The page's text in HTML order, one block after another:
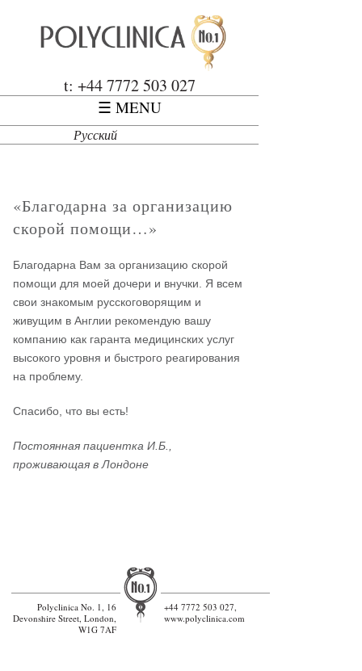
Polyclinica
t: +44 7772 503 027
Русский
«Благодарна за организацию
скорой помощи…»
Благодарна Вам за организацию скорой
помощи для моей дочери и внучки. Я всем
свои знакомым русскоговорящим и
живущим в Англии рекомендую вашу
компанию как гаранта медицинских услуг
высокого уровня и быстрого реагирования
на проблему.
Спасибо, что вы есть!
Постоянная пациентка И.Б.,
проживающая в Лондоне
Polyclinica No. 1, 16
Devonshire Street, London,
W1G 7AF
+44 7772 503 027,
www.polyclinica.com